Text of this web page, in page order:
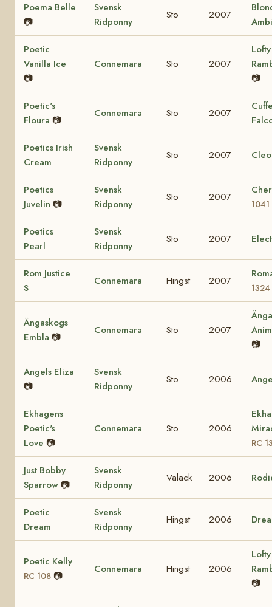
Poema Belle
📷
Svensk
Ridponny
Sto 2007
Poetic
Vanilla Ice
📷
Connemara Sto 2007
📷
Poetic's
Floura 📷
Connemara Sto 2007
Poetics Irish
Cream
Svensk
Ridponny
Sto 2007
Poetics
Juvelin 📷
Svensk
Ridponny
Sto 2007
1041
Poetics
Pearl
Svensk
Ridponny
Sto 2007
Rom Justice
S
Connemara Hingst 2007
1324
Ängaskogs
Embla 📷
Connemara Sto 2007
📷
Angels Eliza
📷
Svensk
Ridponny
Sto 2006
Ekhagens
Poetic's
Love 📷
Connemara Sto 2006
RC
Just Bobby
Sparrow 📷
Svensk
Ridponny
Valack 2006
Poetic
Dream
Svensk
Ridponny
Hingst 2006
Poetic Kelly
RC 108 📷
Connemara Hingst 2006
📷